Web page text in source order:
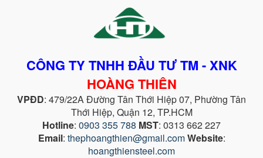
CÔNG TY TNHH ĐẦU TƯ TM - XNK
HOÀNG THIÊN
VPĐD: 479/22A Đường Tân Thới Hiệp 07, Phường Tân
Thới Hiệp, Quận 12, TP.HCM
Hotline: 0903 355 788 MST: 0313 662 227
Email: thephoangthien@gmail.comWebsite:
hoangthiensteel.com